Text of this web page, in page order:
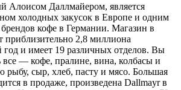
Алоисом Даллмайером, является
холодных закусок в Европе и одним
кофе в Германии. Магазин в
2,8 миллиона
год и имеет 19 различных отделов. Вы
все — кофе, пралине, вина, колбасы и
сыр, хлеб, пасту и мясо. Большая
в продаже, произведена Dallmayr в